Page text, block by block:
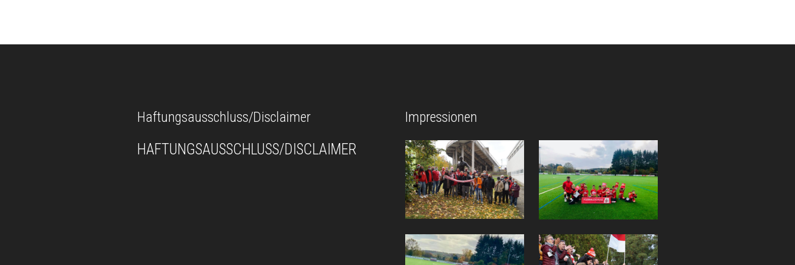
Haftungsausschluss/Disclaimer
HAFTUNGSAUSSCHLUSS/DISCLAIMER
Impressionen